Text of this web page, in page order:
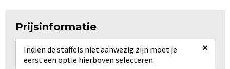
Prijsinformatie
Indien de staffels niet aanwezig zijn moet je
eerst een optie hierboven selecteren
×